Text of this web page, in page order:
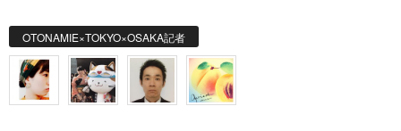
OTONAMIE×TOKYO×OSAKA記者